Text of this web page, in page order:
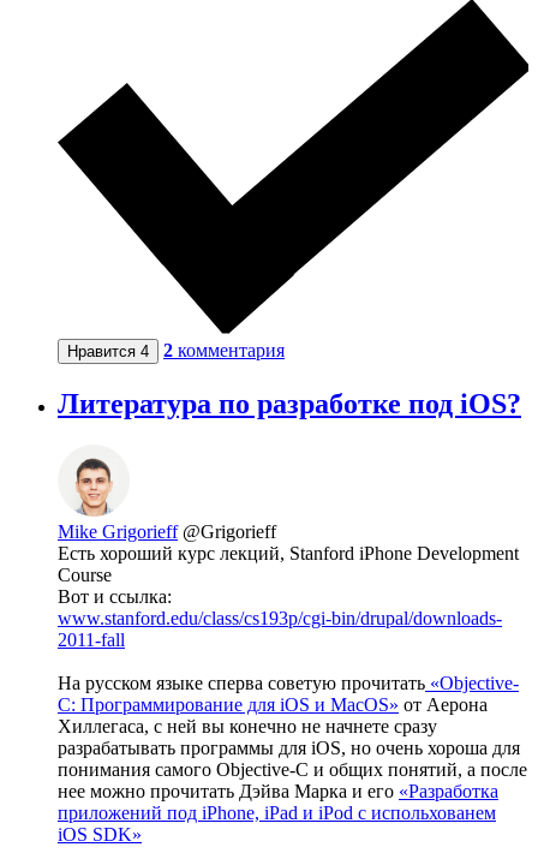
Нравится 4 2 комментария
Литература по разработке под iOS?
Mike Grigorieff @Grigorieff
Есть хороший курс лекций, Stanford iPhone Development
Course
Вот и ссылка:
www.stanford.edu/class/cs193p/cgi-bin/drupal/downloads-
2011-fall
На русском языке сперва советую прочитать «Objective-
C: Программирование для iOS и MacOS» от Аерона
Хиллегаса, с ней вы конечно не начнете сразу
разрабатывать программы для iOS, но очень хороша для
понимания самого Objective-C и общих понятий, а после
нее можно прочитать Дэйва Марка и его «Разработка
приложений под iPhone, iPad и iPod с испольхованем
iOS SDK»